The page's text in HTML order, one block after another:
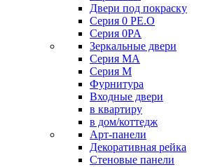
Двери под покраску
Серия 0 PE.O
Серия 0PA
Зеркальные двери
Серия MA
Серия M
Фурнитура
Входные двери
в квартиру
в дом/коттедж
Арт-панели
Декоративная рейка
Стеновые панели